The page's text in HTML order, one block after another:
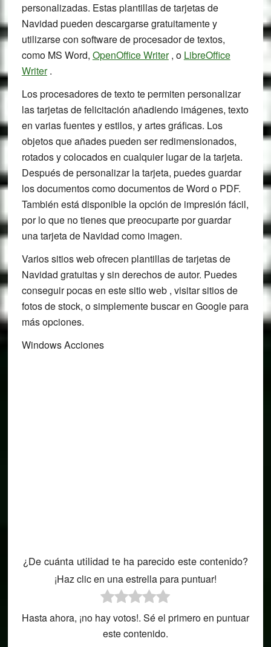
personalizadas. Estas plantillas de tarjetas de
Navidad pueden descargarse gratuitamente y
utilizarse con software de procesador de textos,
como MS Word, OpenOffice Writer, o LibreOffice
Writer.
Los procesadores de texto te permiten personalizar
las tarjetas de felicitación añadiendo imágenes, texto
en varias fuentes y estilos, y artes gráficas. Los
objetos que añades pueden ser redimensionados,
rotados y colocados en cualquier lugar de la tarjeta.
Después de personalizar la tarjeta, puedes guardar
los documentos como documentos de Word o PDF.
También está disponible la opción de impresión fácil,
por lo que no tienes que preocuparte por guardar
una tarjeta de Navidad como imagen.
Varios sitios web ofrecen plantillas de tarjetas de
Navidad gratuitas y sin derechos de autor. Puedes
conseguir pocas en este sitio web , visitar sitios de
fotos de stock, o simplemente buscar en Google para
más opciones.
Windows Acciones
¿De cuánta utilidad te ha parecido este contenido?
¡Haz clic en una estrella para puntuar!
Hasta ahora, ¡no hay votos!. Sé el primero en puntuar
este contenido.